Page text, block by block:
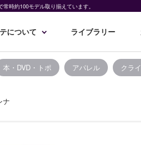
時約100モデル取り揃えています。
について ライブラリー
本・DVD・トポ アパレル クラ
ナ